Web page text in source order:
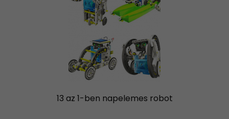
13 az 1-ben napelemes robot